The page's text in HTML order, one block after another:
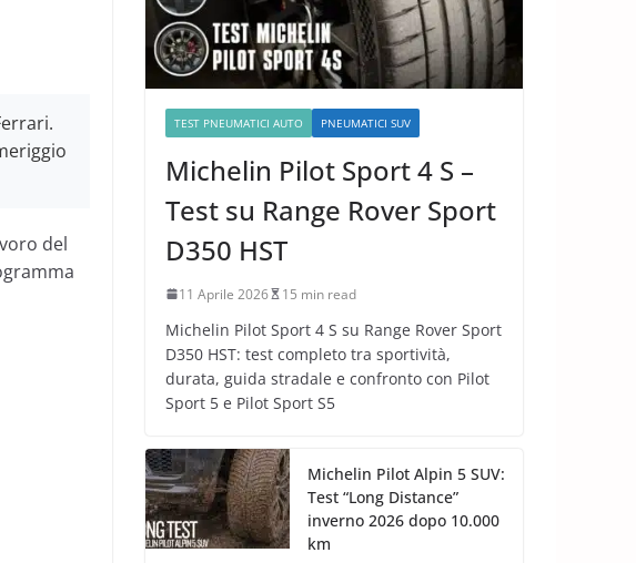
del
TEST PNEUMATICI AUTO PNEUMATICI SUV
Michelin Pilot Sport 4 S –
Test su Range Rover Sport
D350 HST
11 Aprile 2026 15 min read
Michelin Pilot Sport 4 S su Range Rover Sport
D350 HST: test completo tra sportività,
durata, guida stradale e confronto con Pilot
Sport 5 e Pilot Sport S5
Michelin Pilot Alpin 5 SUV:
Test “Long Distance”
inverno 2026 dopo 10.000
km